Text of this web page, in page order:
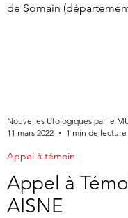
de Somain
Appel à
AISNE
Appel à témoin
Nouvelles Ufologiques par le
11 mars 2022
1 min de lecture